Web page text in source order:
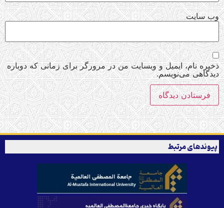
وب‌ سایت
ذخیره نام، ایمیل و وبسایت من در مرورگر برای زمانی که دوباره
دیدگاهی می‌نویسم.
پیوندهای مرتبط